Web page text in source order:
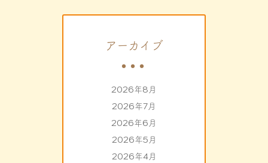
アーカイブ
2026年8月
2026年7月
2026年6月
2026年5月
2026年4月